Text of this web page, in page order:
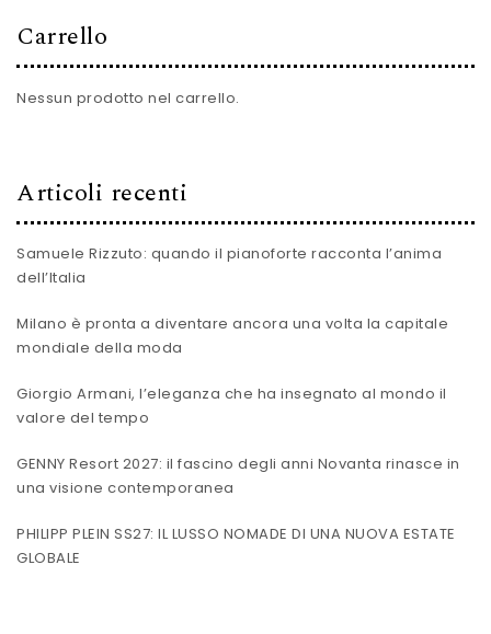
Carrello
Nessun prodotto nel carrello.
Articoli recenti
Samuele Rizzuto: quando il pianoforte racconta l’anima
dell’Italia
Milano è pronta a diventare ancora una volta la capitale
mondiale della moda
Giorgio Armani, l’eleganza che ha insegnato al mondo il
valore del tempo
GENNY Resort 2027: il fascino degli anni Novanta rinasce in
una visione contemporanea
PHILIPP PLEIN SS27: IL LUSSO NOMADE DI UNA NUOVA ESTATE
GLOBALE